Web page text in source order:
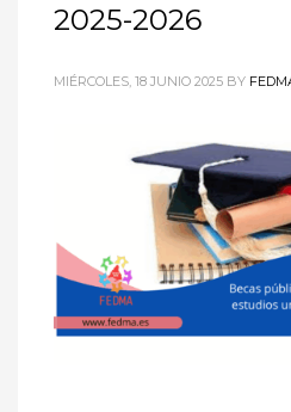
2025-2026
MIÉRCOLES, 18 JUNIO 2025 BY